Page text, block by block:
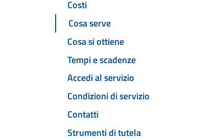
Costi
Cosa serve
Cosa si ottiene
Tempi e scadenze
Accedi al servizio
Condizioni di servizio
Contatti
Strumenti di tutela